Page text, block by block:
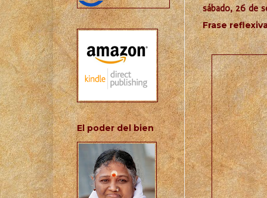
sábado, 26 de
Frase
El poder del bien